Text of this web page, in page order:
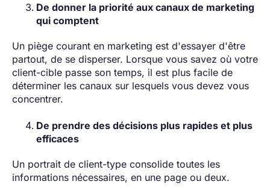
De donner la priorité aux canaux de marketing
qui comptent
Un piège courant en marketing est d'essayer d'être
partout, de se disperser. Lorsque vous savez où votre
client-cible passe son temps, il est plus facile de
déterminer les canaux sur lesquels vous devez vous
concentrer.
De prendre des décisions plus rapides et plus
efficaces
Un portrait de client-type consolide toutes les
informations nécessaires, en une page ou deux.